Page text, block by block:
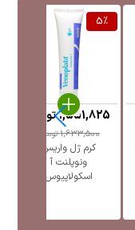
5%
کرم ژل واریس
ونوپلنت آ
اسکولاپیوس
1,633,500تومان
1,551,825تومان